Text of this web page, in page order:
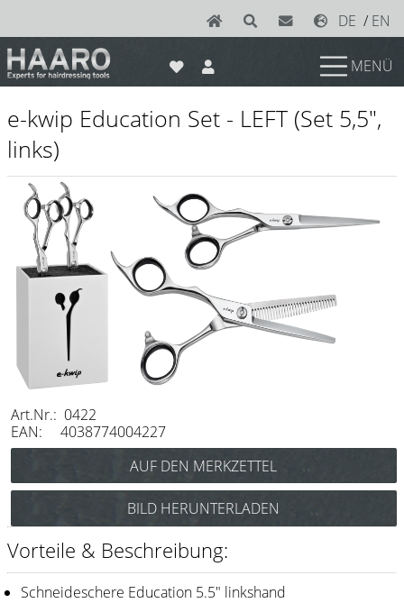
DE / EN
MENÜ
News
Scheren
Joewell
e-kwip plus
e-kwip
Konayuki
Y.S. Park
Left - Linkshand Scheren
Sets
Messer / Klingen
Feather
e-kwip
Kämme
Y.S. Park
Fejic
e-kwip Education Set - LEFT (Set 5,5",
links)
Art.Nr.: 0422
EAN: 4038774004227
BILD HERUNTERLADEN
Vorteile & Beschreibung:
Schneideschere Education 5.5" linkshand